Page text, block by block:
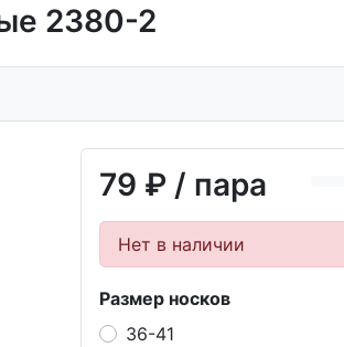
2380-2
79 ₽ / пара
Нет в наличии
Размер носков
36-41